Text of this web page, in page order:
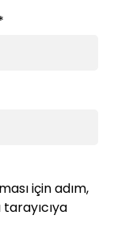
için adım,